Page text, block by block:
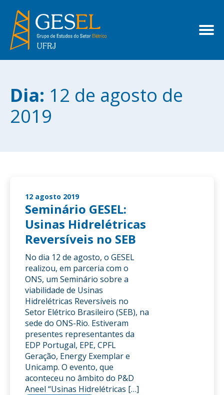
Dia: 12 de agosto de
2019
12 agosto 2019
Seminário GESEL:
Usinas Hidrelétricas
Reversíveis no SEB
No dia 12 de agosto, o GESEL
realizou, em parceria com o
ONS, um Seminário sobre a
viabilidade de Usinas
Hidrelétricas Reversíveis no
Setor Elétrico Brasileiro (SEB), na
sede do ONS-Rio. Estiveram
presentes representantes da
EDP Portugal, EPE, CPFL
Geração, Energy Exemplar e
Unicamp. O evento, que
aconteceu no âmbito do P&D
Aneel “Usinas Hidrelétricas […]